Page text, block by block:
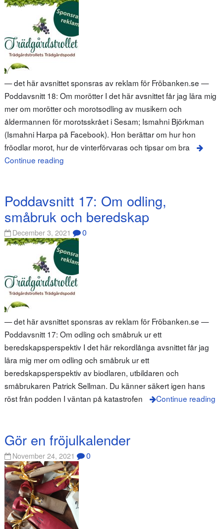
— det här avsnittet sponsras av reklam för Fröbanken.se —
Poddavsnitt 18: Om morötter I det här avsnittet får jag lära mig
mer om morötter och morotsodling av musikern och
åldermannen för morotsskrået i Sesam; Ismahni Björkman
(Ismahni Harpa på Facebook). Hon berättar om hur hon
fröodlar morot, hur de vinterförvaras och tipsar om bra
Continue reading
Poddavsnitt 17: Om odling,
småbruk och beredskap
December 3, 2021 0
— det här avsnittet sponsras av reklam för Fröbanken.se —
Poddavsnitt 17: Om odling och småbruk ur ett
beredskapsperspektiv I det här rekordlånga avsnittet får jag
lära mig mer om odling och småbruk ur ett
beredskapsperspektiv av biodlaren, utbildaren och
småbrukaren Patrick Sellman. Du känner säkert igen hans
röst från podden I väntan på katastrofen
Continue reading
Gör en fröjulkalender
November 24, 2021 0